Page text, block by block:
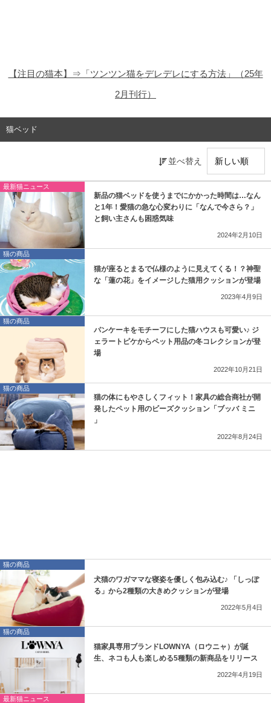
【注目の猫本】⇒「ツンツン猫をデレデレにする方法」（25年
2月刊行）
猫ベッド
並べ替え
最新猫ニュース
新品の猫ベッドを使うまでにかかった時間は…なん
と1年！愛猫の急な心変わりに「なんで今さら？」
と飼い主さんも困惑気味
2024年2月10日
猫の商品
猫が座るとまるで仏様のように見えてくる！？神聖
な「蓮の花」をイメージした猫用クッションが登場
2023年4月9日
猫の商品
パンケーキをモチーフにした猫ハウスも可愛い♪ ジ
ェラートピケからペット用品の冬コレクションが登
場
2022年10月21日
猫の商品
猫の体にもやさしくフィット！家具の総合商社が開
発したペット用のビーズクッション「ブッバ ミニ
」
2022年8月24日
猫の商品
犬猫のワガママな寝姿を優しく包み込む♪ 「しっぽ
る」から2種類の大きめクッションが登場
2022年5月4日
猫の商品
猫家具専用ブランドLOWNYA（ロウニャ）が誕
生、ネコも人も楽しめる5種類の新商品をリリース
2022年4月19日
最新猫ニュース
猫の社会問題